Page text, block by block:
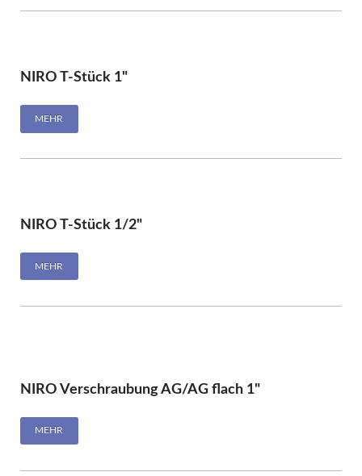
NIRO T-Stück 1"
MEHR
NIRO T-Stück 1/2"
MEHR
NIRO Verschraubung AG/AG flach 1"
MEHR